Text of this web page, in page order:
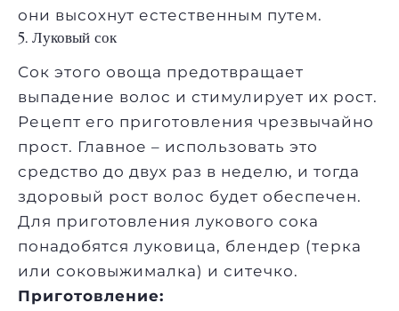
они высохнут естественным путем.
5. Луковый сок
Сок этого овоща предотвращает
выпадение волос и стимулирует их рост.
Рецепт его приготовления чрезвычайно
прост. Главное – использовать это
средство до двух раз в неделю, и тогда
здоровый рост волос будет обеспечен.
Для приготовления лукового сока
понадобятся луковица, блендер (терка
или соковыжималка) и ситечко.
Приготовление: